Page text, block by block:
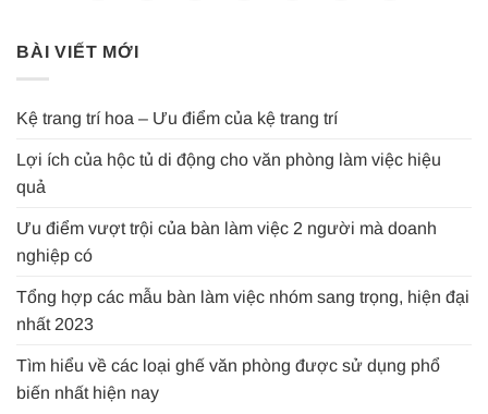
BÀI VIẾT MỚI
Kệ trang trí hoa – Ưu điểm của kệ trang trí
Lợi ích của hộc tủ di động cho văn phòng làm việc hiệu
quả
Ưu điểm vượt trội của bàn làm việc 2 người mà doanh
nghiệp có
Tổng hợp các mẫu bàn làm việc nhóm sang trọng, hiện đại
nhất 2023
Tìm hiểu về các loại ghế văn phòng được sử dụng phổ
biến nhất hiện nay